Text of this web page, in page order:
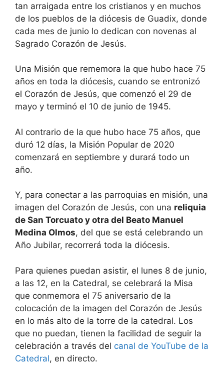
tan arraigada entre los cristianos y en muchos
de los pueblos de la diócesis de Guadix, donde
cada mes de junio lo dedican con novenas al
Sagrado Corazón de Jesús.
Una Misión que rememora la que hubo hace 75
años en toda la diócesis, cuando se entronizó
el Corazón de Jesús, que comenzó el 29 de
mayo y terminó el 10 de junio de 1945.
Al contrario de la que hubo hace 75 años, que
duró 12 días, la Misión Popular de 2020
comenzará en septiembre y durará todo un
año.
Y, para conectar a las parroquias en misión, una
imagen del Corazón de Jesús, con una reliquia
de San Torcuato y otra del Beato Manuel
Medina Olmos, del que se está celebrando un
Año Jubilar, recorrerá toda la diócesis.
Para quienes puedan asistir, el lunes 8 de junio,
a las 12, en la Catedral, se celebrará la Misa
que conmemora el 75 aniversario de la
colocación de la imagen del Corazón de Jesús
en lo más alto de la torre de la catedral. Los
que no puedan, tienen la facilidad de seguir la
celebración a través del canal de YouTube de la
Catedral, en directo.